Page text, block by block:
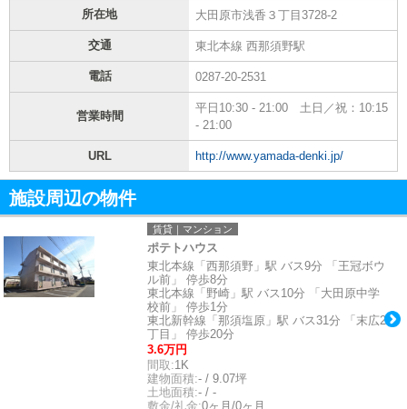
所在地 大田原市浅香３丁目3728-2
交通 東北本線 西那須野駅
電話 0287-20-2531
営業時間
平日10:30 - 21:00 土日／祝：10:15
- 21:00
URL http://www.yamada-denki.jp/
施設周辺の物件
賃貸｜マンション
ポテトハウス
東北本線「西那須野」駅 バス9分 「王冠ボウ
ル前」 停歩8分
東北本線「野崎」駅 バス10分 「大田原中学
校前」 停歩1分
東北新幹線「那須塩原」駅 バス31分 「末広2
丁目」 停歩20分
3.6万円
間取:1K
建物面積:- / 9.07坪
土地面積:- / -
敷金/礼金:0ヶ月/0ヶ月